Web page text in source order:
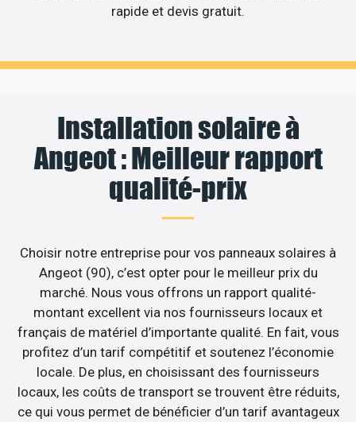
rapide et devis gratuit.
Installation solaire à
Angeot : Meilleur rapport
qualité-prix
Choisir notre entreprise pour vos panneaux solaires à
Angeot (90), c’est opter pour le meilleur prix du
marché. Nous vous offrons un rapport qualité-
montant excellent via nos fournisseurs locaux et
français de matériel d’importante qualité. En fait, vous
profitez d’un tarif compétitif et soutenez l’économie
locale. De plus, en choisissant des fournisseurs
locaux, les coûts de transport se trouvent être réduits,
ce qui vous permet de bénéficier d’un tarif avantageux